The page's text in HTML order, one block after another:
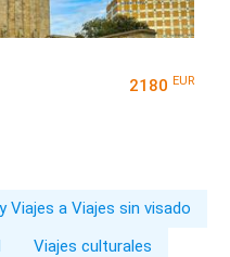
2180 EUR
Viajes a Viajes sin visado
Viajes culturales